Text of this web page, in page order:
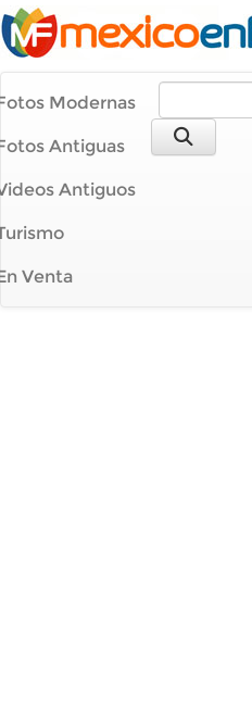
Modernas
Antiguas
Antiguos
Venta